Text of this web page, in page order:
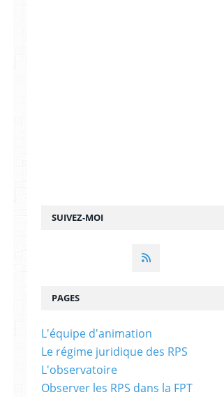
SUIVEZ-MOI
PAGES
L'équipe d'animation
Le régime juridique des RPS
L'observatoire
Observer les RPS dans la FPT